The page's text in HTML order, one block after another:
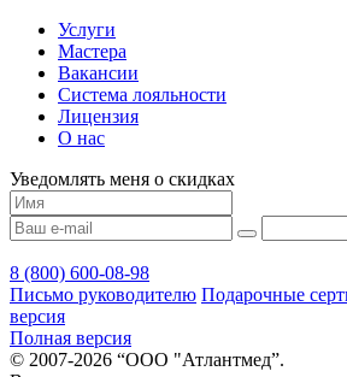
Услуги
Мастера
Вакансии
Система лояльности
Лицензия
О нас
Уведомлять меня о скидках
8 (800) 600-08-98
Письмо руководителю Подарочные
версия
Полная версия
© 2007-2026 “ООО "Атлантмед”.